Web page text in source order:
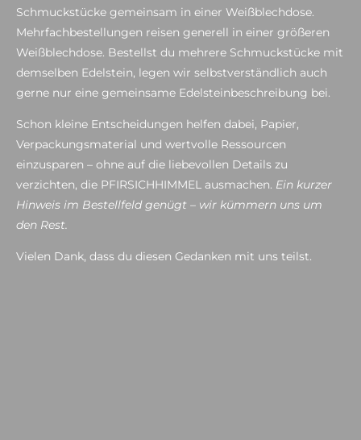
Schmuckstücke gemeinsam in einer Weißblechdose.
Mehrfachbestellungen reisen generell in einer größeren
Weißblechdose. Bestellst du mehrere Schmuckstücke mit
demselben Edelstein, legen wir selbstverständlich auch
gerne nur eine gemeinsame Edelsteinbeschreibung bei.
Schon kleine Entscheidungen helfen dabei, Papier,
Verpackungsmaterial und wertvolle Ressourcen
einzusparen – ohne auf die liebevollen Details zu
verzichten, die PFIRSICHHIMMEL ausmachen. Ein kurzer
Hinweis im Bestellfeld genügt – wir kümmern uns um
den Rest.
Vielen Dank, dass du diesen Gedanken mit uns teilst.